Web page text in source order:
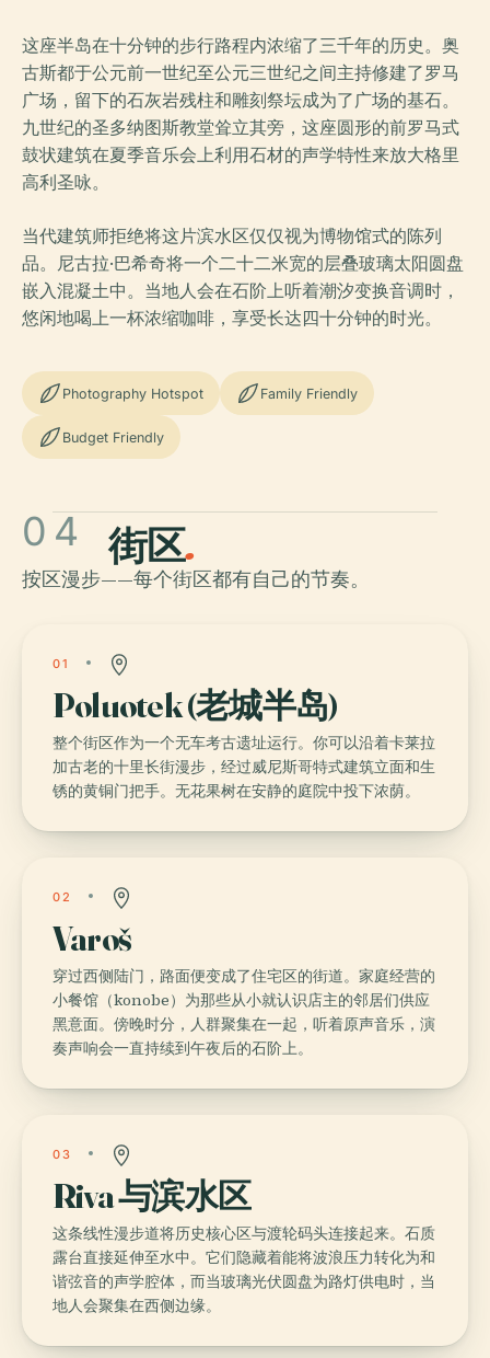
这座半岛在十分钟的步行路程内浓缩了三千年的历史。奥
古斯都于公元前一世纪至公元三世纪之间主持修建了罗马
广场，留下的石灰岩残柱和雕刻祭坛成为了广场的基石。
九世纪的圣多纳图斯教堂耸立其旁，这座圆形的前罗马式
鼓状建筑在夏季音乐会上利用石材的声学特性来放大格里
高利圣咏。
当代建筑师拒绝将这片滨水区仅仅视为博物馆式的陈列
品。尼古拉·巴希奇将一个二十二米宽的层叠玻璃太阳圆盘
嵌入混凝土中。当地人会在石阶上听着潮汐变换音调时，
悠闲地喝上一杯浓缩咖啡，享受长达四十分钟的时光。
Photography Hotspot Family Friendly
Budget Friendly
04 街区.
按区漫步——每个街区都有自己的节奏。
01
Poluotek (老城半岛)
整个街区作为一个无车考古遗址运行。你可以沿着卡莱拉
加古老的十里长街漫步，经过威尼斯哥特式建筑立面和生
锈的黄铜门把手。无花果树在安静的庭院中投下浓荫。
02
Varoš
穿过西侧陆门，路面便变成了住宅区的街道。家庭经营的
小餐馆（konobe）为那些从小就认识店主的邻居们供应
黑意面。傍晚时分，人群聚集在一起，听着原声音乐，演
奏声响会一直持续到午夜后的石阶上。
03
Riva 与滨水区
这条线性漫步道将历史核心区与渡轮码头连接起来。石质
露台直接延伸至水中。它们隐藏着能将波浪压力转化为和
谐弦音的声学腔体，而当玻璃光伏圆盘为路灯供电时，当
地人会聚集在西侧边缘。